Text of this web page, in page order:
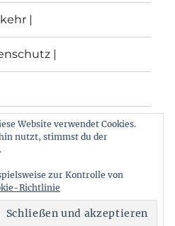
|
|
Stolz präsentiert von
Website verwendet Cookies.
nutzt, stimmst du der
zur Kontrolle von
Richtlinie